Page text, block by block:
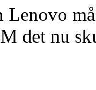
det nu